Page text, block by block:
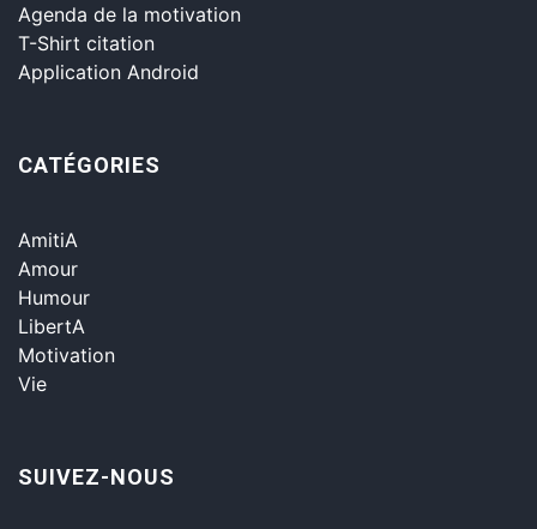
Agenda de la motivation
T-Shirt citation
Application Android
CATÉGORIES
AmitiA
Amour
Humour
LibertA
Motivation
Vie
SUIVEZ-NOUS